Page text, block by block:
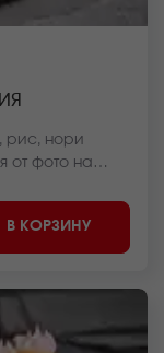
рис, нори
от фото на
В КОРЗИНУ